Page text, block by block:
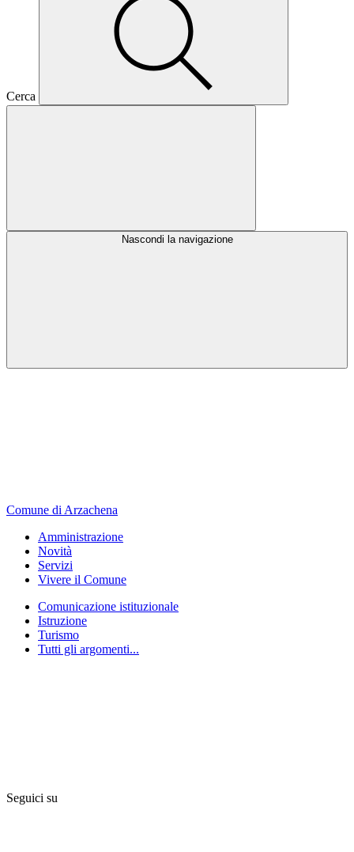
Cerca
Nascondi la navigazione
Comune di Arzachena
Amministrazione
Novità
Servizi
Vivere il Comune
Comunicazione istituzionale
Istruzione
Turismo
Tutti gli argomenti...
Seguici su